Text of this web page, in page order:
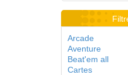
Arcade
Aventure
Beat'em all
Cartes